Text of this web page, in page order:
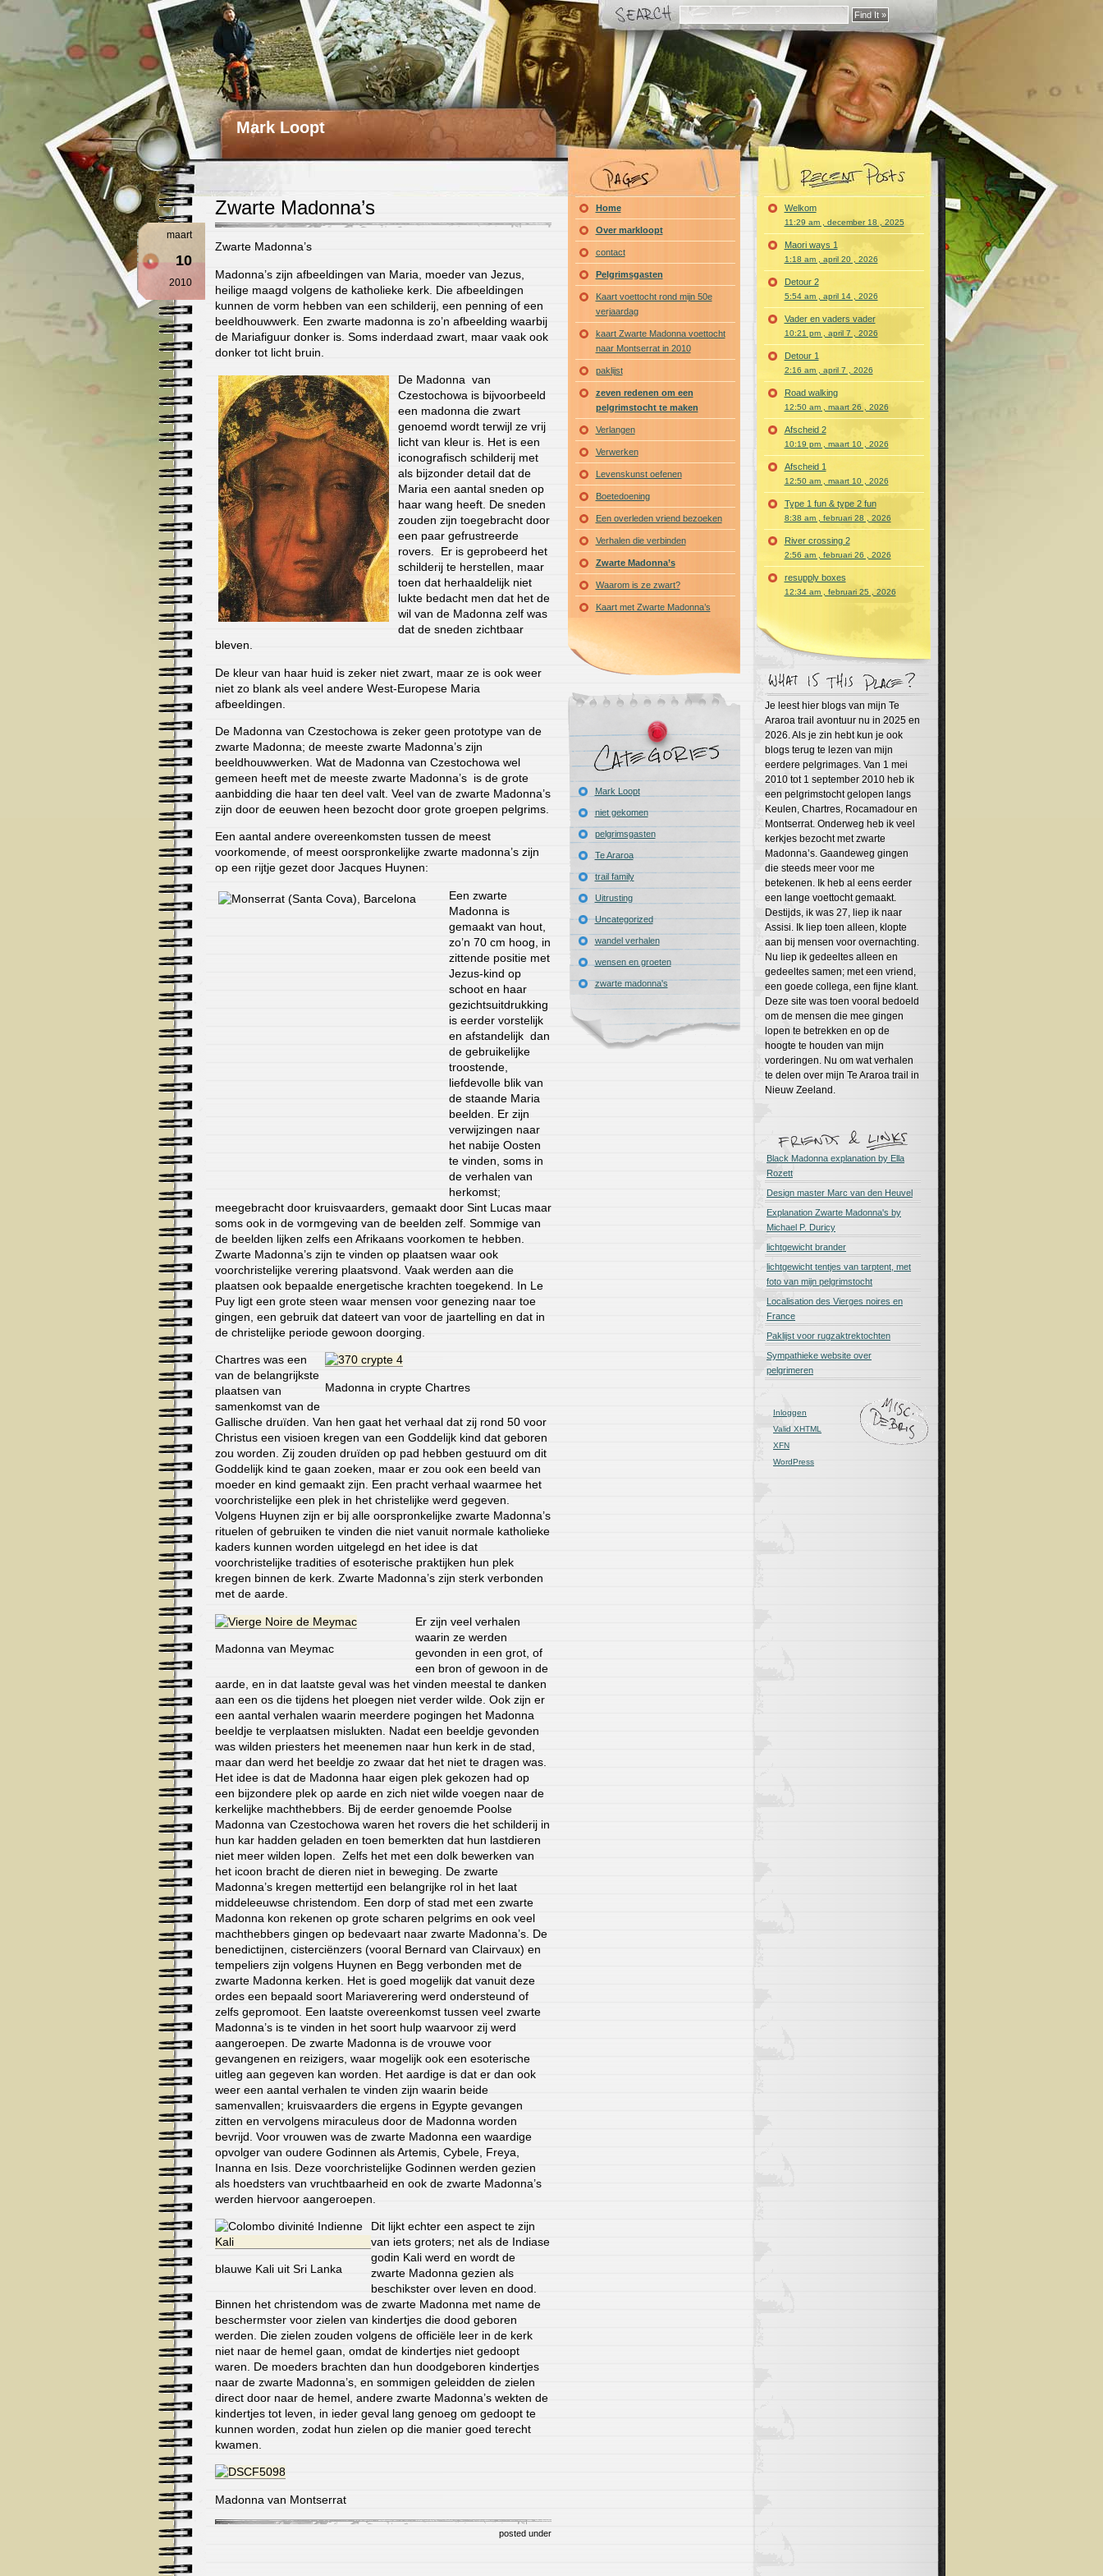
Mark Loopt
Zwarte Madonna’s
maart
10
2010
Zwarte Madonna’s
Madonna’s zijn afbeeldingen van Maria, moeder van Jezus,
heilige maagd volgens de katholieke kerk. Die afbeeldingen
kunnen de vorm hebben van een schilderij, een penning of een
beeldhouwwerk. Een zwarte madonna is zo’n afbeelding waarbij
de Mariafiguur donker is. Soms inderdaad zwart, maar vaak ook
donker tot licht bruin.
De Madonna van
Czestochowa is bijvoorbeeld
een madonna die zwart
genoemd wordt terwijl ze vrij
licht van kleur is. Het is een
iconografisch schilderij met
als bijzonder detail dat de
Maria een aantal sneden op
haar wang heeft. De sneden
zouden zijn toegebracht door
een paar gefrustreerde
rovers. Er is geprobeerd het
schilderij te herstellen, maar
toen dat herhaaldelijk niet
lukte bedacht men dat het de
wil van de Madonna zelf was
dat de sneden zichtbaar
bleven.
De kleur van haar huid is zeker niet zwart, maar ze is ook weer
niet zo blank als veel andere West-Europese Maria
afbeeldingen.
De Madonna van Czestochowa is zeker geen prototype van de
zwarte Madonna; de meeste zwarte Madonna’s zijn
beeldhouwwerken. Wat de Madonna van Czestochowa wel
gemeen heeft met de meeste zwarte Madonna’s is de grote
aanbidding die haar ten deel valt. Veel van de zwarte Madonna’s
zijn door de eeuwen heen bezocht door grote groepen pelgrims.
Een aantal andere overeenkomsten tussen de meest
voorkomende, of meest oorspronkelijke zwarte madonna’s zijn
op een rijtje gezet door Jacques Huynen:
Een zwarte
Madonna is
gemaakt van hout,
zo’n 70 cm hoog, in
zittende positie met
Jezus-kind op
schoot en haar
gezichtsuitdrukking
is eerder vorstelijk
en afstandelijk dan
de gebruikelijke
troostende,
liefdevolle blik van
de staande Maria
beelden. Er zijn
verwijzingen naar
het nabije Oosten
te vinden, soms in
de verhalen van
herkomst;
meegebracht door kruisvaarders, gemaakt door Sint Lucas maar
soms ook in de vormgeving van de beelden zelf. Sommige van
de beelden lijken zelfs een Afrikaans voorkomen te hebben.
Zwarte Madonna’s zijn te vinden op plaatsen waar ook
voorchristelijke verering plaatsvond. Vaak werden aan die
plaatsen ook bepaalde energetische krachten toegekend. In Le
Puy ligt een grote steen waar mensen voor genezing naar toe
gingen, een gebruik dat dateert van voor de jaartelling en dat in
de christelijke periode gewoon doorging.
Madonna in crypte Chartres
Chartres was een
van de belangrijkste
plaatsen van
samenkomst van de
Gallische druïden. Van hen gaat het verhaal dat zij rond 50 voor
Christus een visioen kregen van een Goddelijk kind dat geboren
zou worden. Zij zouden druïden op pad hebben gestuurd om dit
Goddelijk kind te gaan zoeken, maar er zou ook een beeld van
moeder en kind gemaakt zijn. Een pracht verhaal waarmee het
voorchristelijke een plek in het christelijke werd gegeven.
Volgens Huynen zijn er bij alle oorspronkelijke zwarte Madonna’s
rituelen of gebruiken te vinden die niet vanuit normale katholieke
kaders kunnen worden uitgelegd en het idee is dat
voorchristelijke tradities of esoterische praktijken hun plek
kregen binnen de kerk. Zwarte Madonna’s zijn sterk verbonden
met de aarde.
Madonna van Meymac
Er zijn veel verhalen
waarin ze werden
gevonden in een grot, of
een bron of gewoon in de
aarde, en in dat laatste geval was het vinden meestal te danken
aan een os die tijdens het ploegen niet verder wilde. Ook zijn er
een aantal verhalen waarin meerdere pogingen het Madonna
beeldje te verplaatsen mislukten. Nadat een beeldje gevonden
was wilden priesters het meenemen naar hun kerk in de stad,
maar dan werd het beeldje zo zwaar dat het niet te dragen was.
Het idee is dat de Madonna haar eigen plek gekozen had op
een bijzondere plek op aarde en zich niet wilde voegen naar de
kerkelijke machthebbers. Bij de eerder genoemde Poolse
Madonna van Czestochowa waren het rovers die het schilderij in
hun kar hadden geladen en toen bemerkten dat hun lastdieren
niet meer wilden lopen. Zelfs het met een dolk bewerken van
het icoon bracht de dieren niet in beweging. De zwarte
Madonna’s kregen mettertijd een belangrijke rol in het laat
middeleeuwse christendom. Een dorp of stad met een zwarte
Madonna kon rekenen op grote scharen pelgrims en ook veel
machthebbers gingen op bedevaart naar zwarte Madonna’s. De
benedictijnen, cisterciënzers (vooral Bernard van Clairvaux) en
tempeliers zijn volgens Huynen en Begg verbonden met de
zwarte Madonna kerken. Het is goed mogelijk dat vanuit deze
ordes een bepaald soort Mariaverering werd ondersteund of
zelfs gepromoot. Een laatste overeenkomst tussen veel zwarte
Madonna’s is te vinden in het soort hulp waarvoor zij werd
aangeroepen. De zwarte Madonna is de vrouwe voor
gevangenen en reizigers, waar mogelijk ook een esoterische
uitleg aan gegeven kan worden. Het aardige is dat er dan ook
weer een aantal verhalen te vinden zijn waarin beide
samenvallen; kruisvaarders die ergens in Egypte gevangen
zitten en vervolgens miraculeus door de Madonna worden
bevrijd. Voor vrouwen was de zwarte Madonna een waardige
opvolger van oudere Godinnen als Artemis, Cybele, Freya,
Inanna en Isis. Deze voorchristelijke Godinnen werden gezien
als hoedsters van vruchtbaarheid en ook de zwarte Madonna’s
werden hiervoor aangeroepen.
blauwe Kali uit Sri Lanka
Dit lijkt echter een aspect te zijn
van iets groters; net als de Indiase
godin Kali werd en wordt de
zwarte Madonna gezien als
beschikster over leven en dood.
Binnen het christendom was de zwarte Madonna met name de
beschermster voor zielen van kindertjes die dood geboren
werden. Die zielen zouden volgens de officiële leer in de kerk
niet naar de hemel gaan, omdat de kindertjes niet gedoopt
waren. De moeders brachten dan hun doodgeboren kindertjes
naar de zwarte Madonna’s, en sommigen geleidden de zielen
direct door naar de hemel, andere zwarte Madonna’s wekten de
kindertjes tot leven, in ieder geval lang genoeg om gedoopt te
kunnen worden, zodat hun zielen op die manier goed terecht
kwamen.
Madonna van Montserrat
posted under
Home
Over markloopt
contact
Pelgrimsgasten
Kaart voettocht rond mijn 50e
verjaardag
kaart Zwarte Madonna voettocht
naar Montserrat in 2010
paklijst
zeven redenen om een
pelgrimstocht te maken
Verlangen
Verwerken
Levenskunst oefenen
Boetedoening
Een overleden vriend bezoeken
Verhalen die verbinden
Zwarte Madonna’s
Waarom is ze zwart?
Kaart met Zwarte Madonna’s
Mark Loopt
niet gekomen
pelgrimsgasten
Te Araroa
trail family
Uitrusting
Uncategorized
wandel verhalen
wensen en groeten
zwarte madonna's
Welkom
11:29 am , december 18 , 2025
Maori ways 1
1:18 am , april 20 , 2026
Detour 2
5:54 am , april 14 , 2026
Vader en vaders vader
10:21 pm , april 7 , 2026
Detour 1
2:16 am , april 7 , 2026
Road walking
12:50 am , maart 26 , 2026
Afscheid 2
10:19 pm , maart 10 , 2026
Afscheid 1
12:50 am , maart 10 , 2026
Type 1 fun & type 2 fun
8:38 am , februari 28 , 2026
River crossing 2
2:56 am , februari 26 , 2026
resupply boxes
12:34 am , februari 25 , 2026
Je leest hier blogs van mijn Te
Araroa trail avontuur nu in 2025 en
2026. Als je zin hebt kun je ook
blogs terug te lezen van mijn
eerdere pelgrimages. Van 1 mei
2010 tot 1 september 2010 heb ik
een pelgrimstocht gelopen langs
Keulen, Chartres, Rocamadour en
Montserrat. Onderweg heb ik veel
kerkjes bezocht met zwarte
Madonna’s. Gaandeweg gingen
die steeds meer voor me
betekenen. Ik heb al eens eerder
een lange voettocht gemaakt.
Destijds, ik was 27, liep ik naar
Assisi. Ik liep toen alleen, klopte
aan bij mensen voor overnachting.
Nu liep ik gedeeltes alleen en
gedeeltes samen; met een vriend,
een goede collega, een fijne klant.
Deze site was toen vooral bedoeld
om de mensen die mee gingen
lopen te betrekken en op de
hoogte te houden van mijn
vorderingen. Nu om wat verhalen
te delen over mijn Te Araroa trail in
Nieuw Zeeland.
Black Madonna explanation by Ella
Rozett
Design master Marc van den Heuvel
Explanation Zwarte Madonna's by
Michael P. Duricy
lichtgewicht brander
lichtgewicht tentjes van tarptent, met
foto van mijn pelgrimstocht
Localisation des Vierges noires en
France
Paklijst voor rugzaktrektochten
Sympathieke website over
pelgrimeren
Inloggen
Valid XHTML
XFN
WordPress